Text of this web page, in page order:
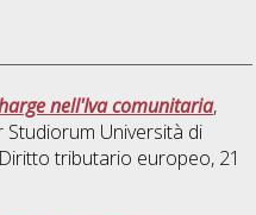
nell'Iva comunitaria,
Università di
Diritto tributario europeo, 21